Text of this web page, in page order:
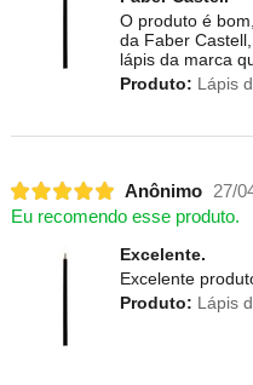
O produto é
da Faber
lápis da marca
Produto: Lápis
Anônimo
27/
Eu recomendo esse produto.
Excelente.
Excelente
Produto: Lápis